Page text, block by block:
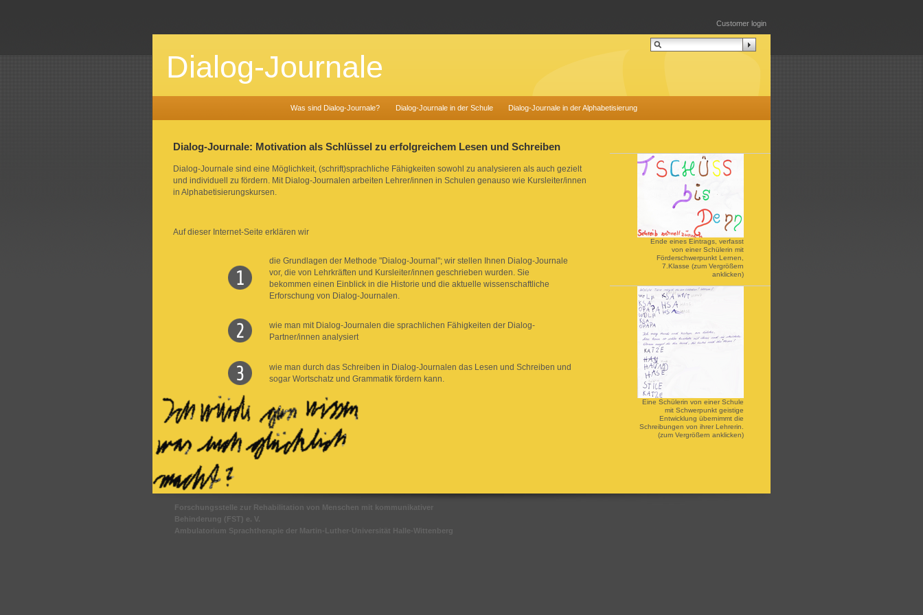
Dialog-Journale
Customer login
Was sind Dialog-Journale? Dialog-Journale in der Schule Dialog-Journale in der Alphabetisierung
Dialog-Journale: Motivation als Schlüssel zu erfolgreichem Lesen und Schreiben
Dialog-Journale sind eine Möglichkeit, (schrift)sprachliche Fähigkeiten sowohl zu analysieren als auch gezielt
und individuell zu fördern. Mit Dialog-Journalen arbeiten Lehrer/innen in Schulen genauso wie Kursleiter/innen
in Alphabetisierungskursen.
Auf dieser Internet-Seite erklären wir
die Grundlagen der Methode "Dialog-Journal"; wir stellen Ihnen Dialog-Journale
vor, die von Lehrkräften und Kursleiter/innen geschrieben wurden. Sie
bekommen einen Einblick in die Historie und die aktuelle wissenschaftliche
Erforschung von Dialog-Journalen.
wie man mit Dialog-Journalen die sprachlichen Fähigkeiten der Dialog-
Partner/innen analysiert
wie man durch das Schreiben in Dialog-Journalen das Lesen und Schreiben und
sogar Wortschatz und Grammatik fördern kann.
Ende eines Eintrags, verfasst
von einer Schülerin mit
Förderschwerpunkt Lernen,
7.Klasse (zum Vergrößern
anklicken)
Eine Schülerin von einer Schule
mit Schwerpunkt geistige
Entwicklung übernimmt die
Schreibungen von ihrer Lehrerin.
(zum Vergrößern anklicken)
Forschungsstelle zur Rehabilitation von Menschen mit kommunikativer
Behinderung (FST) e. V.
Ambulatorium Sprachtherapie der Martin-Luther-Universität Halle-Wittenberg